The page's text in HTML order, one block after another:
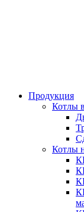
Продукция
Котлы
Котлы